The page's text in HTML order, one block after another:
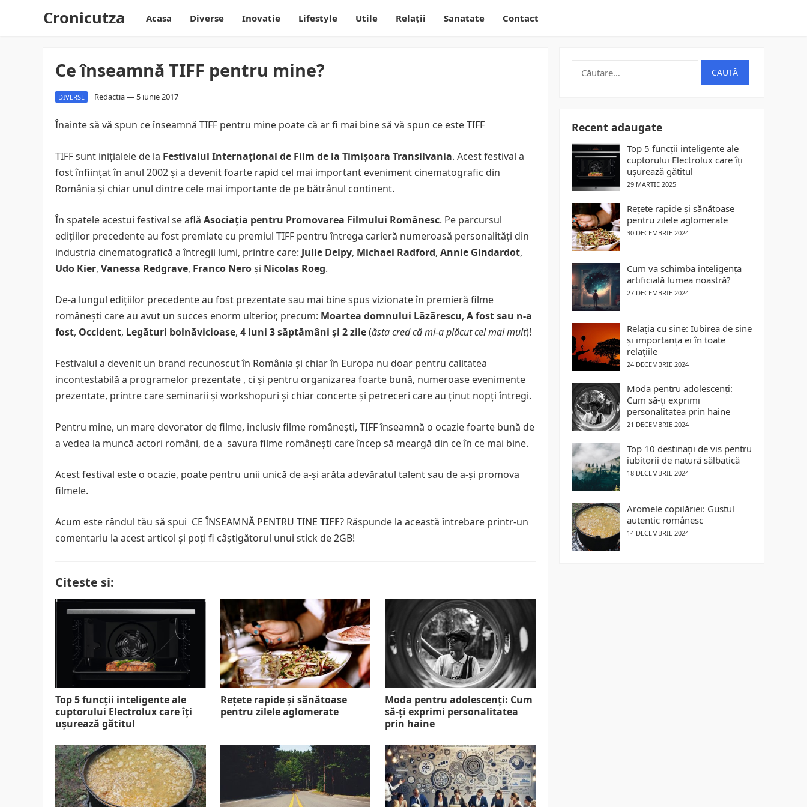
Cronicutza Acasa Diverse Inovatie Lifestyle Utile Relații Sanatate Contact
Ce înseamnă TIFF pentru mine?
DIVERSE Redactia— 5 iunie 2017
Înainte să vă spun ce înseamnă TIFF pentru mine poate că ar fi mai bine să vă spun ce este TIFF
TIFF sunt iniţialele de la Festivalul Internaţional de Film de la Timişoara Transilvania. Acest festival a
fost înfiinţat în anul 2002 şi a devenit foarte rapid cel mai important eveniment cinematografic din
România şi chiar unul dintre cele mai importante de pe bătrânul continent.
În spatele acestui festival se află Asociaţia pentru Promovarea Filmului Românesc. Pe parcursul
ediţiilor precedente au fost premiate cu premiul TIFF pentru întrega carieră numeroasă personalităţi din
industria cinematografică a întregii lumi, printre care: Julie Delpy, Michael Radford, Annie Gindardot,
Udo Kier, Vanessa Redgrave, Franco Neroşi Nicolas Roeg.
De-a lungul ediţiilor precedente au fost prezentate sau mai bine spus vizionate în premieră filme
româneşti care au avut un succes enorm ulterior, precum: Moartea domnului Lăzărescu, A fost sau n-a
fost, Occident, Legături bolnăvicioase, 4 luni 3 săptămâni şi 2 zile(ăsta cred că mi-a plăcut cel mai mult)!
Festivalul a devenit un brand recunoscut în România şi chiar în Europa nu doar pentru calitatea
incontestabilă a programelor prezentate , ci şi pentru organizarea foarte bună, numeroase evenimente
prezentate, printre care seminarii şi workshopuri şi chiar concerte şi petreceri care au ţinut nopţi întregi.
Pentru mine, un mare devorator de filme, inclusiv filme româneşti, TIFF înseamnă o ocazie foarte bună de
a vedea la muncă actori români, de a savura filme româneşti care încep să meargă din ce în ce mai bine.
Acest festival este o ocazie, poate pentru unii unică de a-şi arăta adevăratul talent sau de a-şi promova
filmele.
Acum este rândul tău să spui CE ÎNSEAMNĂ PENTRU TINE TIFF? Răspunde la această întrebare printr-un
comentariu la acest articol şi poţi fi câştigătorul unui stick de 2GB!
Citeste si:
Top 5 funcții inteligente ale
cuptorului Electrolux care îți
ușurează gătitul
Rețete rapide și sănătoase
pentru zilele aglomerate
Moda pentru adolescenți: Cum
să-ți exprimi personalitatea
prin haine
Caută
Recent adaugate
Top 5 funcții inteligente ale
cuptorului Electrolux care îți
ușurează gătitul
29 MARTIE 2025
Rețete rapide și sănătoase
pentru zilele aglomerate
30 DECEMBRIE 2024
Cum va schimba inteligența
artificială lumea noastră?
27 DECEMBRIE 2024
Relația cu sine: Iubirea de sine
și importanța ei în toate
relațiile
24 DECEMBRIE 2024
Moda pentru adolescenți:
Cum să-ți exprimi
personalitatea prin haine
21 DECEMBRIE 2024
Top 10 destinații de vis pentru
iubitorii de natură sălbatică
18 DECEMBRIE 2024
Aromele copilăriei: Gustul
autentic românesc
14 DECEMBRIE 2024